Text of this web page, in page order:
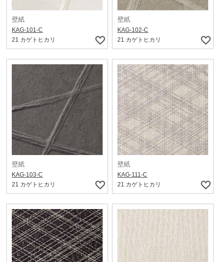
壁紙
KAG-101-C
21 カゲトヒカリ
壁紙
KAG-102-C
21 カゲトヒカリ
壁紙
KAG-103-C
21 カゲトヒカリ
壁紙
KAG-111-C
21 カゲトヒカリ